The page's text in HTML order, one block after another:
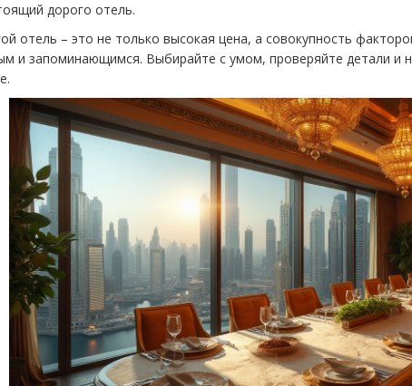
дорого отель.
отель – это не только высокая цена, а совокупность
и запоминающимся. Выбирайте с умом, проверяйте детали и